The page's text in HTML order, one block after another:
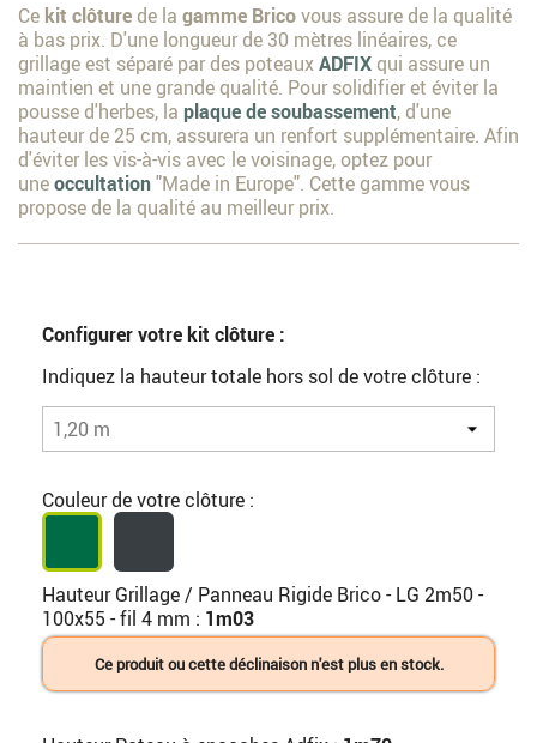
Ce kit clôturede la gamme Bricovous assure de la qualité
à bas prix. D'une longueur de 30 mètres linéaires, ce
grillage est séparé par des poteauxADFIXqui assure un
maintien et une grande qualité. Pour solidifier et éviter la
pousse d'herbes, la plaque de soubassement, d'une
hauteur de 25 cm, assurera un renfort supplémentaire. Afin
d'éviter les vis-à-vis avec le voisinage, optez pour
uneoccultation"Made in Europe". Cette gamme vous
propose de la qualité au meilleur prix.
Configurer votre kit clôture :
Indiquez la hauteur totale hors sol de votre clôture :
Couleur de votre clôture :
Hauteur Grillage / Panneau Rigide Brico - LG 2m50 -
100x55 - fil 4 mm : 1m03
Ce produit ou cette déclinaison n'est plus en stock.